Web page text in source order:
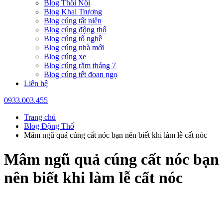
Blog Thôi Nôi
Blog Khai Trương
Blog cúng tất niên
Blog cúng động thổ
Blog cúng tổ nghề
Blog cúng nhà mới
Blog cúng xe
Blog cúng rằm tháng 7
Blog cúng tết đoan ngọ
Liên hệ
0933.003.455
Trang chủ
Blog Động Thổ
Mâm ngũ quả cúng cất nóc bạn nên biết khi làm lễ cất nóc
Mâm ngũ quả cúng cất nóc bạn
nên biết khi làm lễ cất nóc